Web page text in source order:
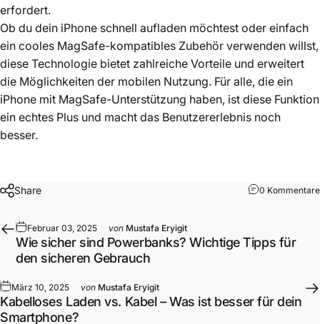
erfordert.
Ob du dein iPhone schnell aufladen möchtest oder einfach
ein cooles MagSafe-kompatibles Zubehör verwenden willst,
diese Technologie bietet zahlreiche Vorteile und erweitert
die Möglichkeiten der mobilen Nutzung. Für alle, die ein
iPhone mit MagSafe-Unterstützung haben, ist diese Funktion
ein echtes Plus und macht das Benutzererlebnis noch
besser.
Share 0 Kommentare
Februar 03, 2025 von Mustafa Eryigit
Wie sicher sind Powerbanks? Wichtige Tipps für
den sicheren Gebrauch
März 10, 2025 von Mustafa Eryigit
Kabelloses Laden vs. Kabel – Was ist besser für dein
Smartphone?